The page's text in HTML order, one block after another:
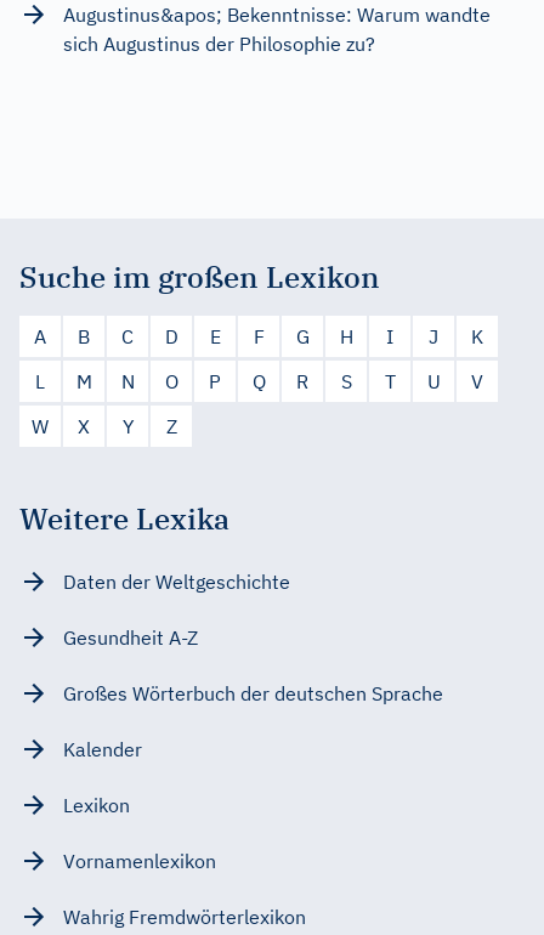
Augustinus&apos; Bekenntnisse: Warum wandte
sich Augustinus der Philosophie zu?
Suche im großen Lexikon
A B C D E F G H I J
K
L
M N O P Q R S T U
V
W
X Y Z
Weitere Lexika
Daten der Weltgeschichte
Gesundheit A-Z
Großes Wörterbuch der deutschen Sprache
Kalender
Lexikon
Vornamenlexikon
Wahrig Fremdwörterlexikon